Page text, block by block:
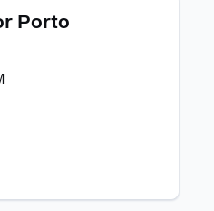
Porto